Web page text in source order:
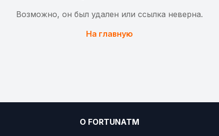
Возможно, он был удален или ссылка неверна.
На главную
О FORTUNATM